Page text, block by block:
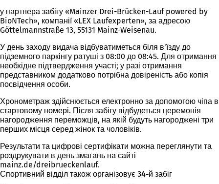
у партнера забігу «Mainzer Drei-Brücken-Lauf powered by
BioNTech», компанії «LEX Laufexperten», за адресою
Göttelmannstraße 13, 55131 Mainz-Weisenau.
У день заходу видача відбуватиметься біля в’їзду до
підземного паркінгу ратуші з 08:00 до 08:45. Для отримання
необхідне підтвердження участі; у разі отримання
представником додатково потрібна довіреність або копія
посвідчення особи.
Хронометраж здійснюється електронно за допомогою чіпа в
стартовому номері. Після забігу відбудеться церемонія
нагородження переможців, на якій будуть нагороджені три
перших місця серед жінок та чоловіків.
Результати та цифрові сертифікати можна переглянути та
роздрукувати в день змагань на сайті
mainz.de/dreibrueckenlauf.
Спортивний відділ також організовує 34-й забіг